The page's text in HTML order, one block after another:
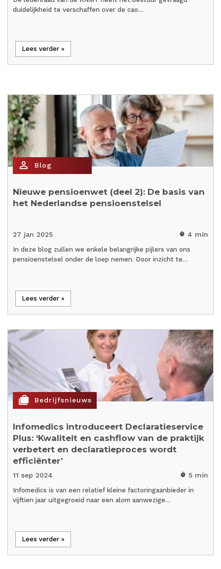
duidelijkheid te verschaffen over de cao…
Lees verder »
person_outline Blog
Nieuwe pensioenwet (deel 2): De basis van
het Nederlandse pensioenstelsel
27 jan 2025 timer 4 min
In deze blog zullen we enkele belangrijke pijlers van ons
pensioenstelsel onder de loep nemen. Door inzicht te…
Lees verder »
cases Bedrijfsnieuws
Infomedics introduceert Declaratieservice
Plus: ‘Kwaliteit en cashflow van de praktijk
verbetert en declaratieproces wordt
efficiënter’
11 sep 2024 timer 5 min
Infomedics is van een relatief kleine factoringaanbieder in
vijftien jaar uitgegroeid naar een alom aanwezige…
Lees verder »